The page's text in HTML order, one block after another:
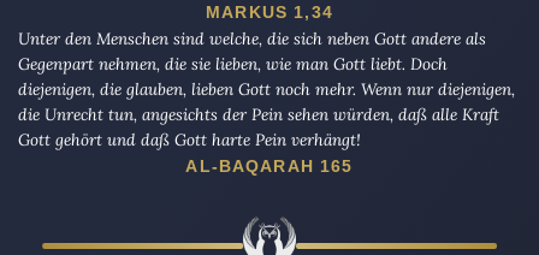
MARKUS 1,34
Unter den Menschen sind welche, die sich neben Gott andere als
Gegenpart nehmen, die sie lieben, wie man Gott liebt. Doch
diejenigen, die glauben, lieben Gott noch mehr. Wenn nur diejenigen,
die Unrecht tun, angesichts der Pein sehen würden, daß alle Kraft
Gott gehört und daß Gott harte Pein verhängt!
AL-BAQARAH 165